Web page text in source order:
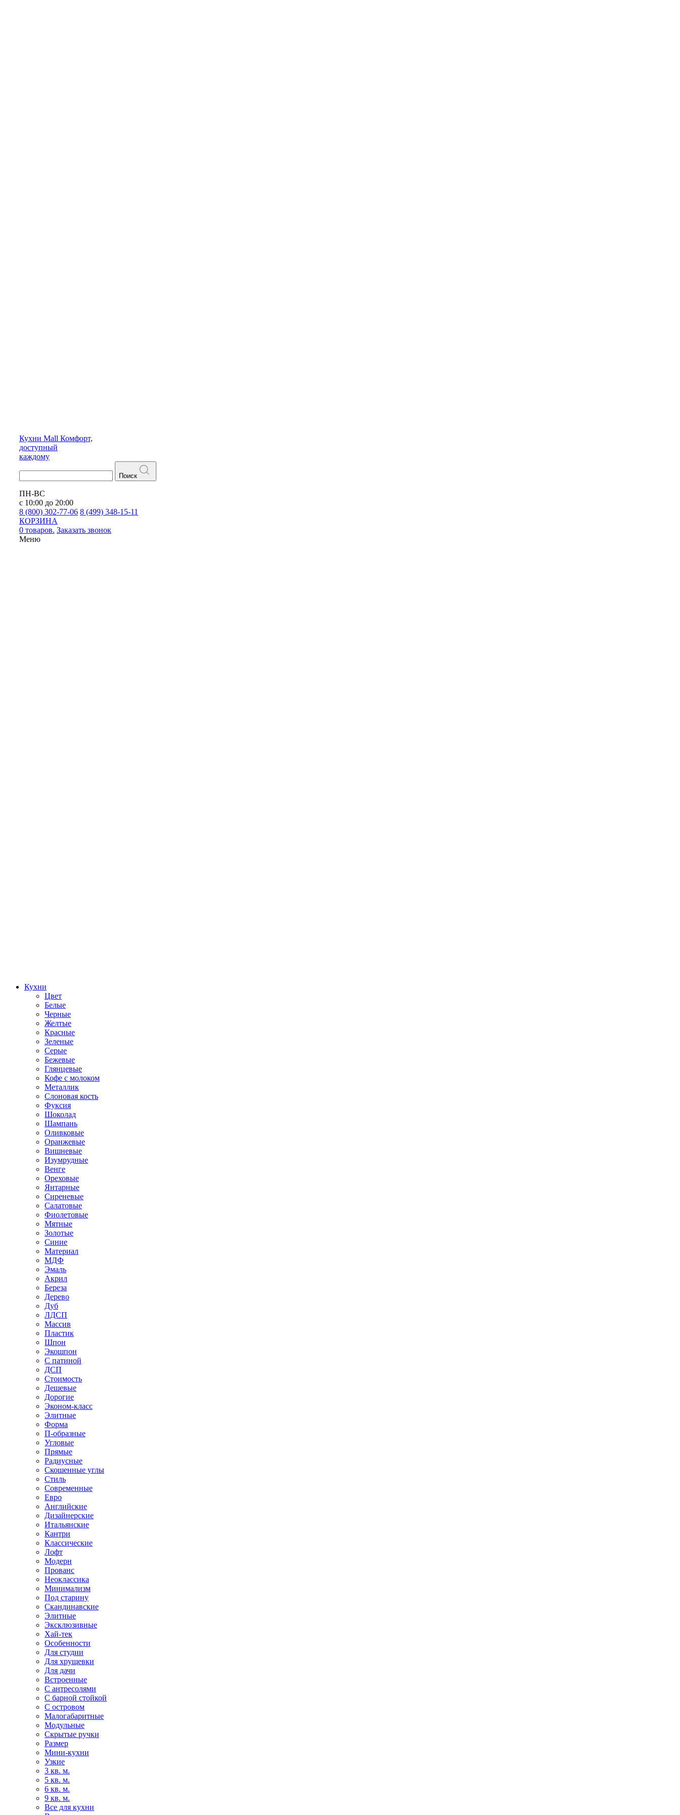
Кухни Mall Комфорт,
доступный
каждому
Поиск
ПН-ВС
с 10:00 до 20:00
8 (800) 302-77-06 8 (499) 348-15-11
КОРЗИНА
0 товаров. Заказать звонок
Меню
Кухни
Цвет
Белые
Черные
Желтые
Красные
Зеленые
Серые
Бежевые
Глянцевые
Кофе с молоком
Металлик
Слоновая кость
Фуксия
Шоколад
Шампань
Оливковые
Оранжевые
Вишневые
Изумрудные
Венге
Ореховые
Янтарные
Сиреневые
Салатовые
Фиолетовые
Мятные
Золотые
Синие
Материал
МДФ
Эмаль
Акрил
Береза
Дерево
Дуб
ЛДСП
Массив
Пластик
Шпон
Экошпон
С патиной
ДСП
Стоимость
Дешевые
Дорогие
Эконом-класс
Элитные
Форма
П-образные
Угловые
Прямые
Радиусные
Скошенные углы
Стиль
Современные
Евро
Английские
Дизайнерские
Итальянские
Кантри
Классические
Лофт
Модерн
Прованс
Неоклассика
Минимализм
Под старину
Скандинавские
Элитные
Эксклюзивные
Хай-тек
Особенности
Для студии
Для хрущевки
Для дачи
Встроенные
С антресолями
С барной стойкой
С островом
Малогабаритные
Модульные
Скрытые ручки
Размер
Мини-кухни
Узкие
3 кв. м.
5 кв. м.
6 кв. м.
9 кв. м.
Все для кухни